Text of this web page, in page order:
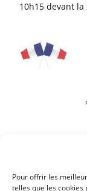
Pour offrir les
telles que les
10h15 devant